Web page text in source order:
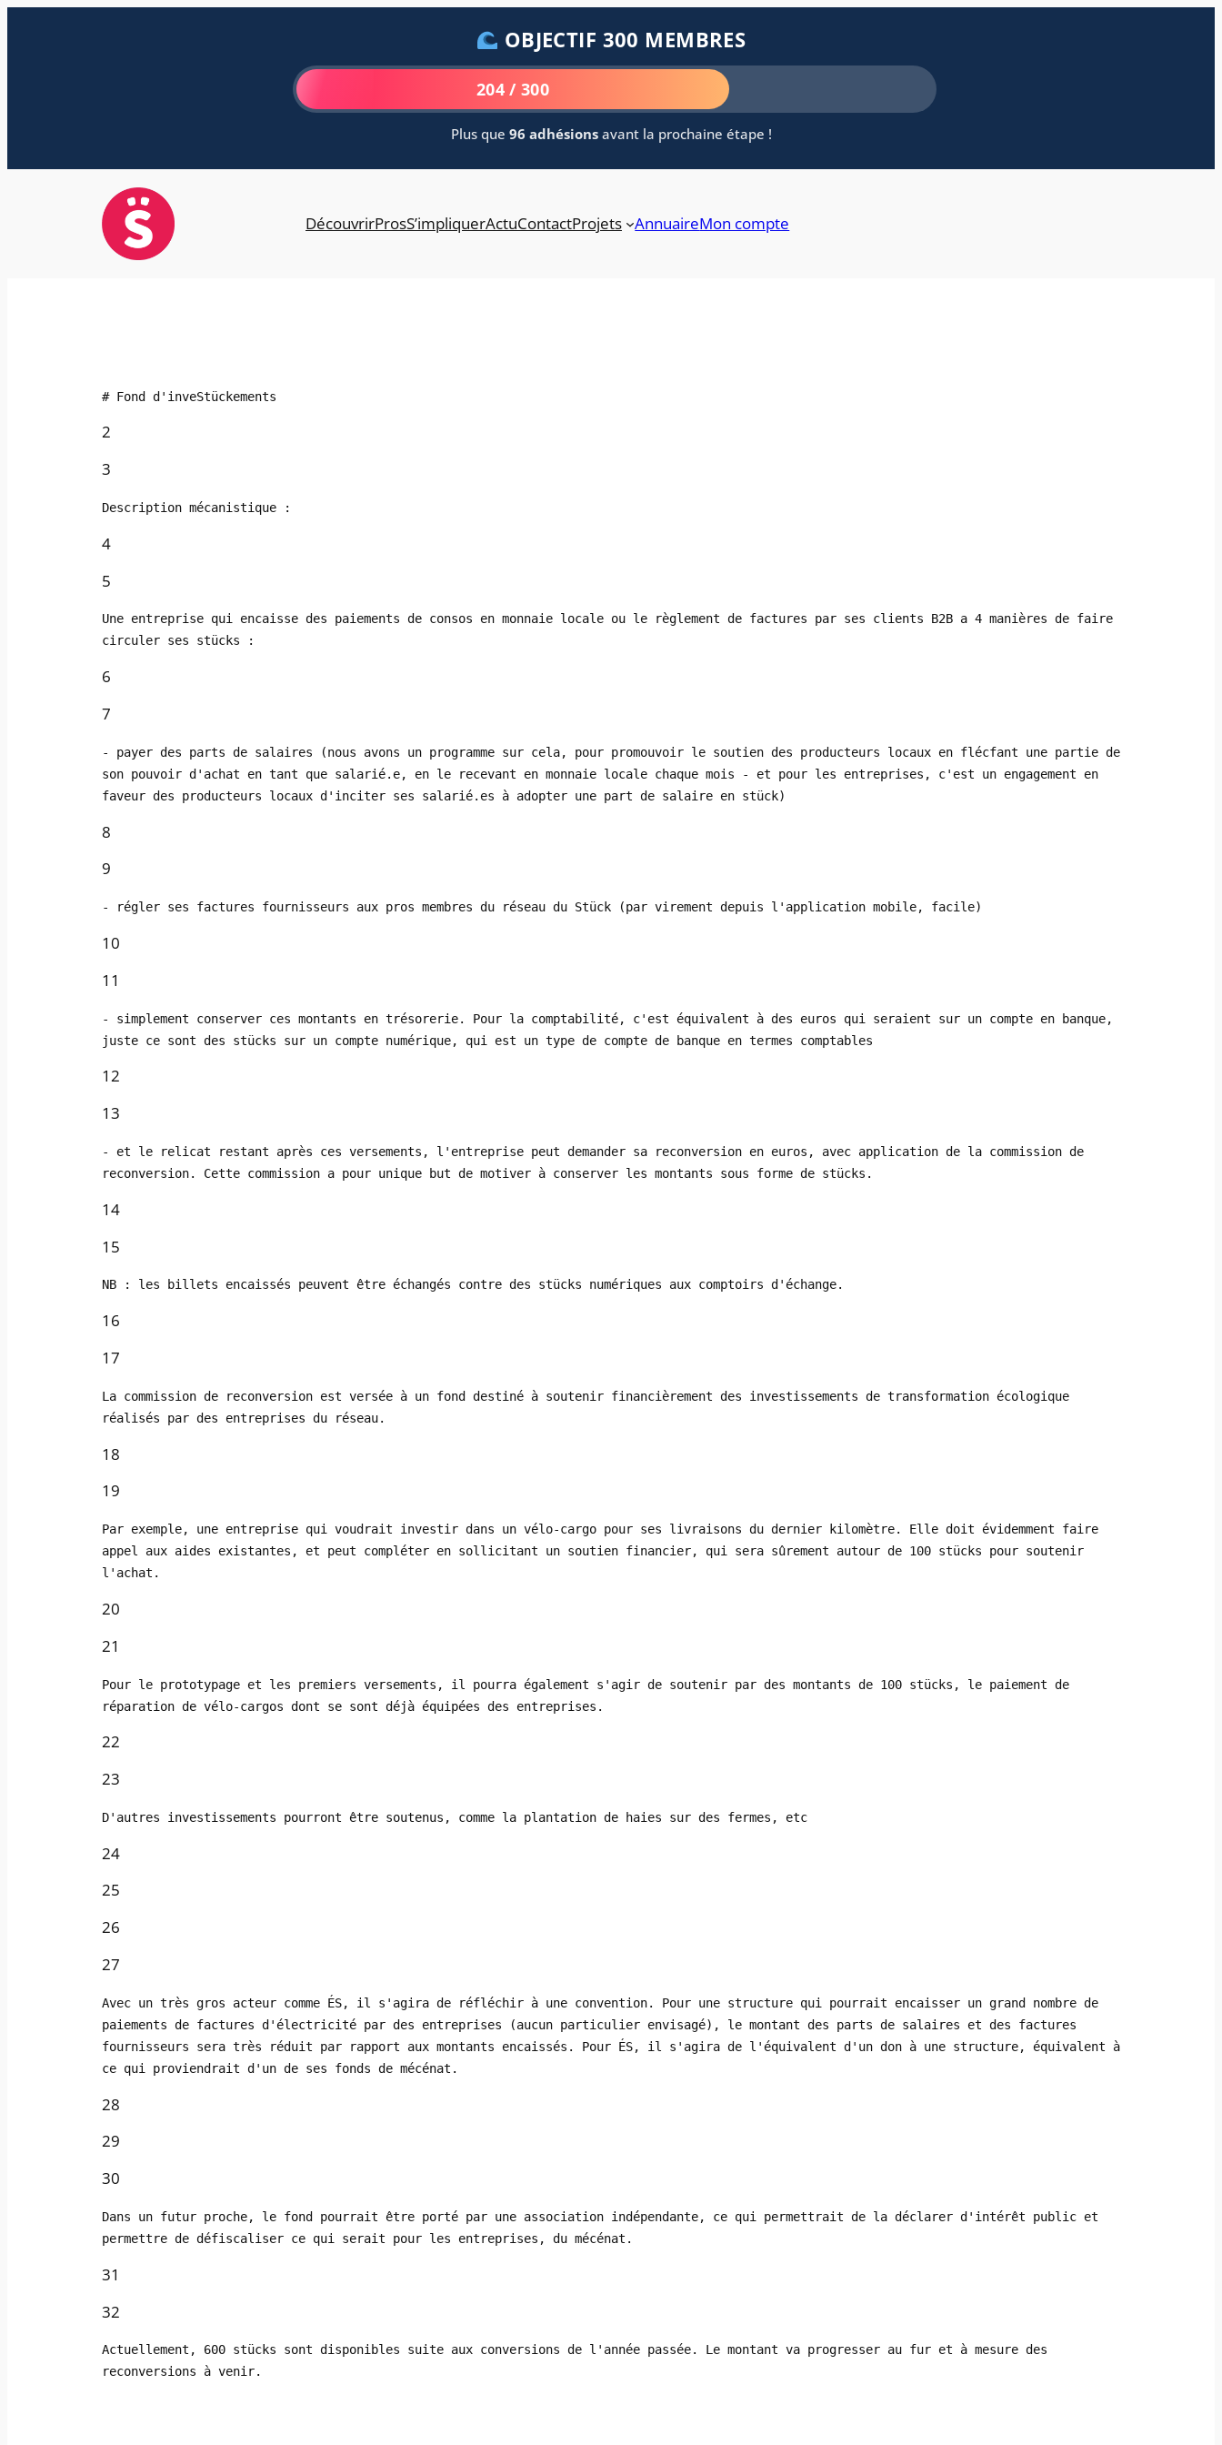
OBJECTIF 300 MEMBRES
204 / 300
Plus que 96 adhésionsavant la prochaine étape !
DécouvrirProsS’impliquerActuContactProjets AnnuaireMon compte
# Fond d'inveStückements
2
3
Description mécanistique :
4
5
Une entreprise qui encaisse des paiements de consos en monnaie locale ou le règlement de factures par ses clients B2B a 4 manières de faire
circuler ses stücks :
6
7
- payer des parts de salaires (nous avons un programme sur cela, pour promouvoir le soutien des producteurs locaux en flécfant une partie de
son pouvoir d'achat en tant que salarié.e, en le recevant en monnaie locale chaque mois - et pour les entreprises, c'est un engagement en
faveur des producteurs locaux d'inciter ses salarié.es à adopter une part de salaire en stück)
8
9
- régler ses factures fournisseurs aux pros membres du réseau du Stück (par virement depuis l'application mobile, facile)
10
11
- simplement conserver ces montants en trésorerie. Pour la comptabilité, c'est équivalent à des euros qui seraient sur un compte en banque,
juste ce sont des stücks sur un compte numérique, qui est un type de compte de banque en termes comptables
12
13
- et le relicat restant après ces versements, l'entreprise peut demander sa reconversion en euros, avec application de la commission de
reconversion. Cette commission a pour unique but de motiver à conserver les montants sous forme de stücks.
14
15
NB : les billets encaissés peuvent être échangés contre des stücks numériques aux comptoirs d'échange.
16
17
La commission de reconversion est versée à un fond destiné à soutenir financièrement des investissements de transformation écologique
réalisés par des entreprises du réseau.
18
19
Par exemple, une entreprise qui voudrait investir dans un vélo-cargo pour ses livraisons du dernier kilomètre. Elle doit évidemment faire
appel aux aides existantes, et peut compléter en sollicitant un soutien financier, qui sera sûrement autour de 100 stücks pour soutenir
l'achat.
20
21
Pour le prototypage et les premiers versements, il pourra également s'agir de soutenir par des montants de 100 stücks, le paiement de
réparation de vélo-cargos dont se sont déjà équipées des entreprises.
22
23
D'autres investissements pourront être soutenus, comme la plantation de haies sur des fermes, etc
24
25
26
27
Avec un très gros acteur comme ÉS, il s'agira de réfléchir à une convention. Pour une structure qui pourrait encaisser un grand nombre de
paiements de factures d'électricité par des entreprises (aucun particulier envisagé), le montant des parts de salaires et des factures
fournisseurs sera très réduit par rapport aux montants encaissés. Pour ÉS, il s'agira de l'équivalent d'un don à une structure, équivalent à
ce qui proviendrait d'un de ses fonds de mécénat.
28
29
30
Dans un futur proche, le fond pourrait être porté par une association indépendante, ce qui permettrait de la déclarer d'intérêt public et
permettre de défiscaliser ce qui serait pour les entreprises, du mécénat.
31
32
Actuellement, 600 stücks sont disponibles suite aux conversions de l'année passée. Le montant va progresser au fur et à mesure des
reconversions à venir.